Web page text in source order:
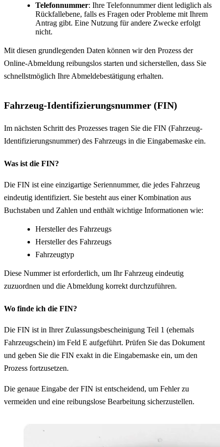
Telefonnummer: Ihre Telefonnummer dient lediglich als
Rückfallebene, falls es Fragen oder Probleme mit Ihrem
Antrag gibt. Eine Nutzung für andere Zwecke erfolgt
nicht.
Mit diesen grundlegenden Daten können wir den Prozess der
Online-Abmeldung reibungslos starten und sicherstellen, dass Sie
schnellstmöglich Ihre Abmeldebestätigung erhalten.
Fahrzeug-Identifizierungsnummer (FIN)
Im nächsten Schritt des Prozesses tragen Sie die FIN (Fahrzeug-
Identifizierungsnummer) des Fahrzeugs in die Eingabemaske ein.
Was ist die FIN?
Die FIN ist eine einzigartige Seriennummer, die jedes Fahrzeug
eindeutig identifiziert. Sie besteht aus einer Kombination aus
Buchstaben und Zahlen und enthält wichtige Informationen wie:
Hersteller des Fahrzeugs
Hersteller des Fahrzeugs
Fahrzeugtyp
Diese Nummer ist erforderlich, um Ihr Fahrzeug eindeutig
zuzuordnen und die Abmeldung korrekt durchzuführen.
Wo finde ich die FIN?
Die FIN ist in Ihrer Zulassungsbescheinigung Teil 1 (ehemals
Fahrzeugschein) im Feld E aufgeführt. Prüfen Sie das Dokument
und geben Sie die FIN exakt in die Eingabemaske ein, um den
Prozess fortzusetzen.
Die genaue Eingabe der FIN ist entscheidend, um Fehler zu
vermeiden und eine reibungslose Bearbeitung sicherzustellen.